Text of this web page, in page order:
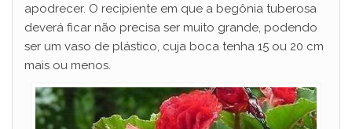
apodrecer. O recipiente em que a begônia tuberosa
deverá ficar não precisa ser muito grande, podendo
ser um vaso de plástico, cuja boca tenha 15 ou 20 cm
mais ou menos.